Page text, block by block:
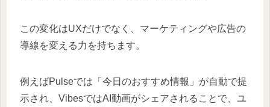
この変化はUXだけでなく、マーケティングや広告の
導線を変える力を持ちます。
例えばPulseでは「今日のおすすめ情報」が自動で提
示され、VibesではAI動画がシェアされることで、ユ